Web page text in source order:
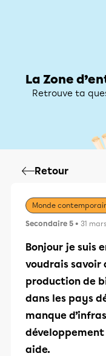
La Zone
Retrouve ta
Retour
Monde
Secondaire 5 • 31
Bonjour je suis
voudrais savoir
production de
dans les pays
manque
aide.